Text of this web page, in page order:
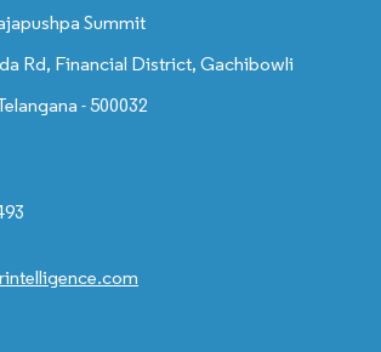
Summit
Rd, Financial District, Gachibowli
- 500032